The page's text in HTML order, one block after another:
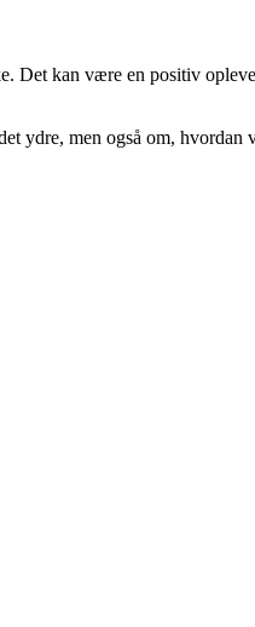
kan være en positiv
ydre, men også om,